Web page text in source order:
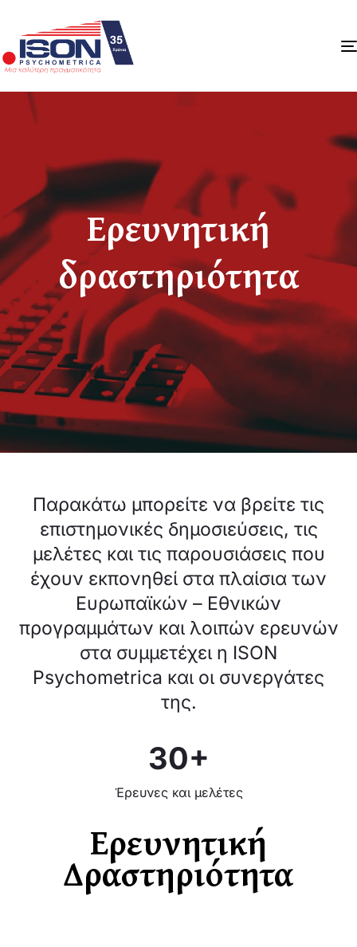
Ερευνητική
δραστηριότητα
Παρακάτω μπορείτε να βρείτε τις
επιστημονικές δημοσιεύσεις, τις
μελέτες και τις παρουσιάσεις που
έχουν εκπονηθεί στα πλαίσια των
Ευρωπαϊκών – Εθνικών
προγραμμάτων και λοιπών ερευνών
στα συμμετέχει η ISON
Psychometrica και οι συνεργάτες
της.
30+
Έρευνες και μελέτες
Ερευνητική
Δραστηριότητα